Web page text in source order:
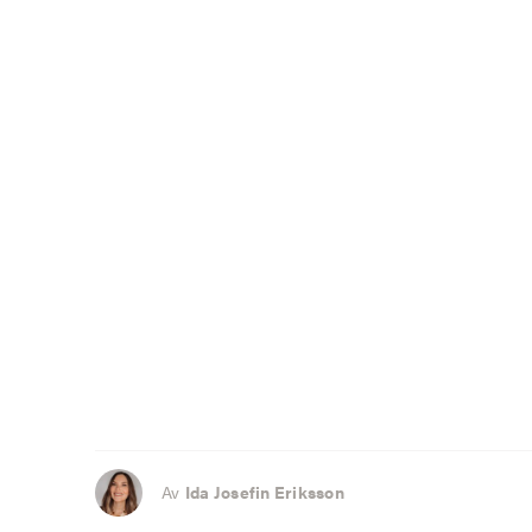
Av Ida Josefin Eriksson